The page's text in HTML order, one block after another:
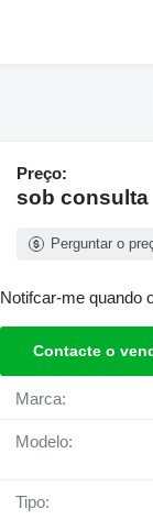
Preço:
sob consulta
Perguntar o
Notifcar-me quando
Contacte o
Marca:
Modelo:
Tipo: